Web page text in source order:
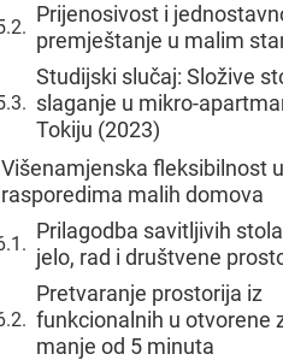
Prijenosivost i
premještanje u malim
Studijski slučaj: Složive
slaganje u mikro-
Tokiju (2023)
Višenamjenska fleksibilnost u
rasporedima malih domova
Prilagodba savitljivih
jelo, rad i društvene
Pretvaranje prostorija iz
funkcionalnih u otvorene
manje od 5 minuta